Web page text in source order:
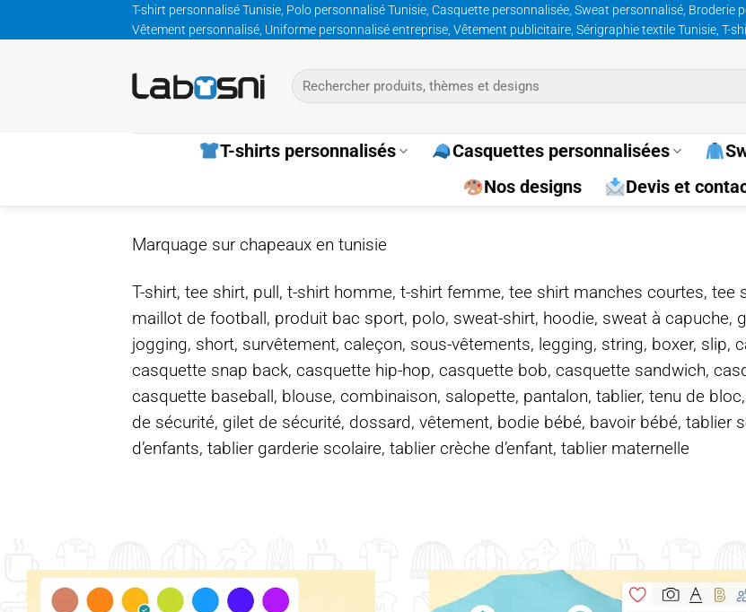
au
T-shirt personnalisé Tunisie, Polo personnalisé Tunisie, Casquette personnalisée, Sweat personnalisé, Broderie
Vêtement personnalisé, Uniforme personnalisé entreprise, Vêtement publicitaire, Sérigraphie textile Tunisie, T-
Recherche
pour :
T-shirts personnalisés Casquettes personnalisées
Nos designs
Devis et
Marquage sur chapeaux en tunisie
T-shirt, tee shirt, pull, t-shirt homme, t-shirt femme, tee shirt manches courtes,
maillot de football, produit bac sport, polo, sweat-shirt, hoodie, sweat à capuche,
jogging, short, survêtement, caleçon, sous-vêtements, legging, string, boxer, slip,
casquette snap back, casquette hip-hop, casquette bob, casquette sandwich,
casquette baseball, blouse, combinaison, salopette, pantalon, tablier, tenu de
de sécurité, gilet de sécurité, dossard, vêtement, bodie bébé, bavoir bébé, tablier
d’enfants, tablier garderie scolaire, tablier crèche d’enfant, tablier maternelle